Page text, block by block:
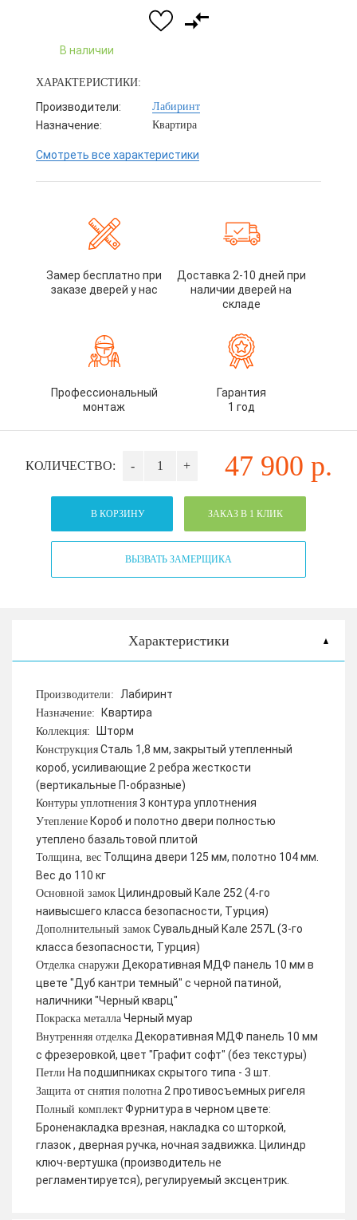
В наличии
ХАРАКТЕРИСТИКИ:
Производители: Лабиринт
Назначение: Квартира
Смотреть все характеристики
Замер бесплатно при
заказе дверей у нас
Доставка 2-10 дней при
наличии дверей на
складе
Профессиональный
монтаж
Гарантия
1 год
КОЛИЧЕСТВО: - + 47 900 р.
В КОРЗИНУ ЗАКАЗ В 1 КЛИК
ВЫЗВАТЬ ЗАМЕРЩИКА
Характеристики
Производители: Лабиринт
Назначение: Квартира
Коллекция: Шторм
Конструкция Сталь 1,8 мм, закрытый утепленный
короб, усиливающие 2 ребра жесткости
(вертикальные П-образные)
Контуры уплотнения 3 контура уплотнения
Утепление Короб и полотно двери полностью
утеплено базальтовой плитой
Толщина, вес Толщина двери 125 мм, полотно 104 мм.
Вес до 110 кг
Основной замок Цилиндровый Кале 252 (4-го
наивысшего класса безопасности, Турция)
Дополнительный замок Сувальдный Кале 257L (3-го
класса безопасности, Турция)
Отделка снаружи Декоративная МДФ панель 10 мм в
цвете "Дуб кантри темный" с черной патиной,
наличники "Черный кварц"
Покраска металла Черный муар
Внутренняя отделка Декоративная МДФ панель 10 мм
с фрезеровкой, цвет "Графит софт" (без текстуры)
Петли На подшипниках скрытого типа - 3 шт.
Защита от снятия полотна 2 противосъемных ригеля
Полный комплект Фурнитура в черном цвете:
Броненакладка врезная, накладка со шторкой,
глазок , дверная ручка, ночная задвижка. Цилиндр
ключ-вертушка (производитель не
регламентируется), регулируемый эксцентрик.